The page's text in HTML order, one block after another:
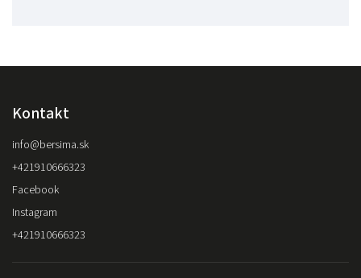
Kontakt
info@bersima.sk
+421910666323
Facebook
Instagram
+421910666323